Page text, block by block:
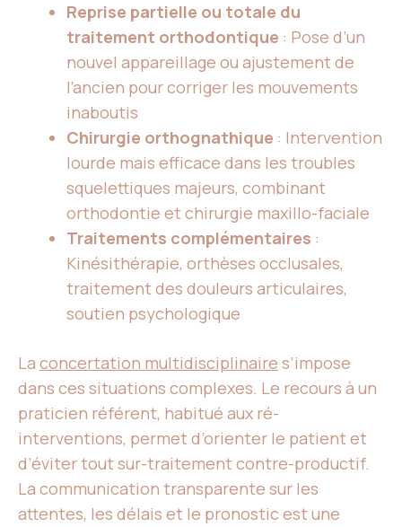
Reprise partielle ou totale du
traitement orthodontique : Pose d’un
nouvel appareillage ou ajustement de
l’ancien pour corriger les mouvements
inaboutis
Chirurgie orthognathique : Intervention
lourde mais efficace dans les troubles
squelettiques majeurs, combinant
orthodontie et chirurgie maxillo-faciale
Traitements complémentaires :
Kinésithérapie, orthèses occlusales,
traitement des douleurs articulaires,
soutien psychologique
La concertation multidisciplinaire s’impose
dans ces situations complexes. Le recours à un
praticien référent, habitué aux ré-
interventions, permet d’orienter le patient et
d’éviter tout sur-traitement contre-productif.
La communication transparente sur les
attentes, les délais et le pronostic est une